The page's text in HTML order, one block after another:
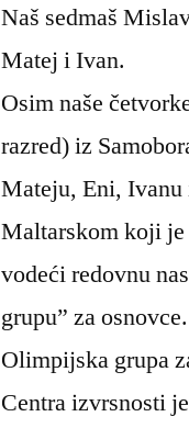
Naš sedmaš
Matej i Ivan.
Osim naše
razred) iz
Mateju, Eni,
Maltarskom koji je
vodeći redovnu
grupu” za osnovce.
Olimpijska grupa
Centra izvrsnosti